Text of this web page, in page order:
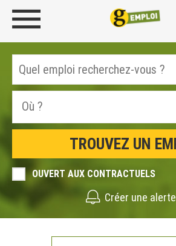
OUVERT AUX CONTRACTUELS
Créer une alerte